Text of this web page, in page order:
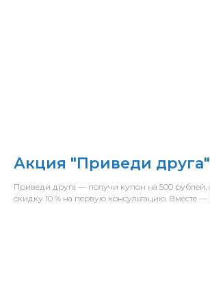
Акция "Приведи друга"
Приведи друга — получи купон на 500 рублей,
скидку 10 % на первую консультацию. Вместе —